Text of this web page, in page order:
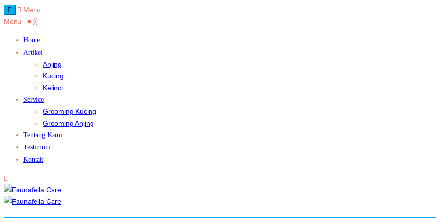
Menu
Menu ≡ ╳
Home
Artikel
Anjing
Kucing
Kelinci
Service
Grooming Kucing
Grooming Anjing
Tentang Kami
Testimoni
Kontak